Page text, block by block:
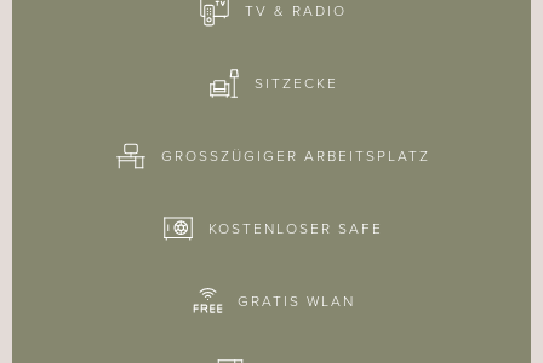
TV & RADIO
SITZECKE
GROSSZÜGIGER ARBEITSPLATZ
KOSTENLOSER SAFE
GRATIS WLAN